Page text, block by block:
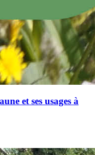
et ses usages à